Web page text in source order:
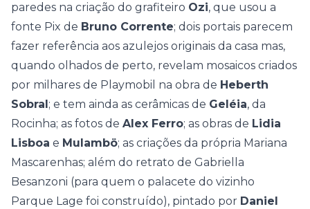
paredes na criação do grafiteiro Ozi, que usou a
fonte Pix de Bruno Corrente; dois portais parecem
fazer referência aos azulejos originais da casa mas,
quando olhados de perto, revelam mosaicos criados
por milhares de Playmobil na obra de Heberth
Sobral; e tem ainda as cerâmicas de Geléia, da
Rocinha; as fotos de Alex Ferro; as obras de Lidia
Lisboa e Mulambö; as criações da própria Mariana
Mascarenhas; além do retrato de Gabriella
Besanzoni (para quem o palacete do vizinho
Parque Lage foi construído), pintado por Daniel